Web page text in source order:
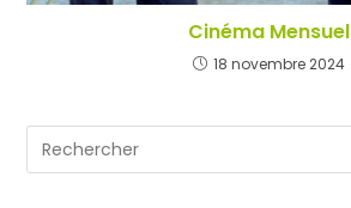
Cinéma Mensuel
18 novembre 2024